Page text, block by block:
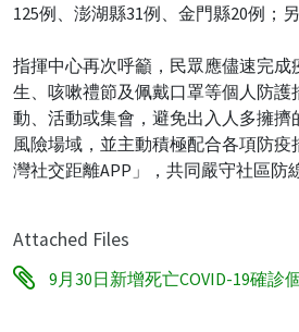
125例、澎湖縣31例、金門縣20例；
指揮中心再次呼籲，民眾應儘速完成
生、咳嗽禮節及佩戴口罩等個人防護
動、活動或集會，避免出入人多擁擠
風險場域，並主動積極配合各項防
灣社交距離APP」，共同嚴守社區防
Attached Files
9月30日新增死亡COVID-19確診